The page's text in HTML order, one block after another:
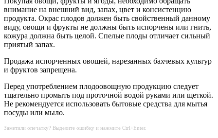
внимание на внешний вид, запах, цвет и консистенцию
продукта. Окрас плодов должен быть свойственный данному
виду, овощи и фрукты не должны быть испорчены или гнить,
кожура должна быть целой. Спелые плоды отличает сильный
приятый запах.
Продажа испорченных овощей, нарезанных бахчевых культур
и фруктов запрещена.
Перед употреблением плодоовощную продукцию следует
тщательно промыть под проточной водой руками или щеткой.
Не рекомендуется использовать бытовые средства для мытья
посуды или мыло.
Заметили опечатку? Выделите ошибку и нажмите Ctrl+Enter.